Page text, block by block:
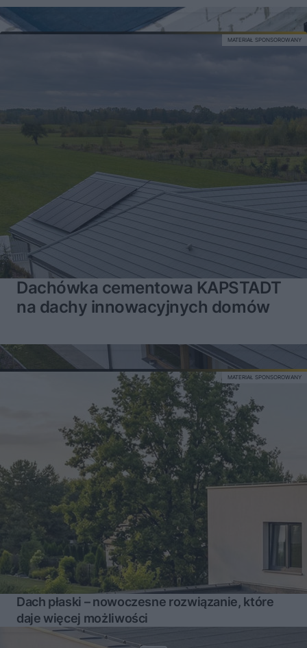
Dachówka cementowa KAPSTADT
na dachy innowacyjnych domów
MATERIAŁ SPONSOROWANY
Dach płaski – nowoczesne rozwiązanie, które
daje więcej możliwości
MATERIAŁ SPONSOROWANY